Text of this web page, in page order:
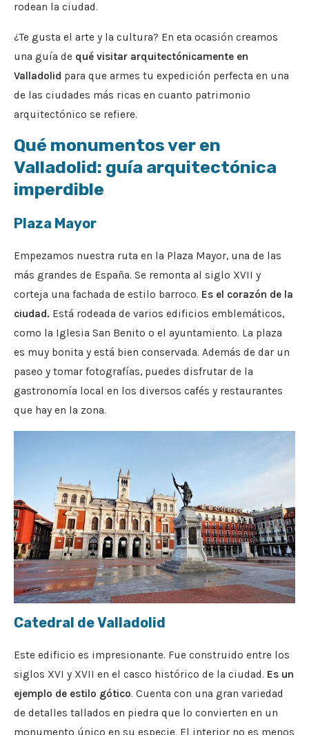
rodean la ciudad.
¿Te gusta el arte y la cultura? En eta ocasión creamos
una guía de qué visitar arquitectónicamente en
Valladolid para que armes tu expedición perfecta en una
de las ciudades más ricas en cuanto patrimonio
arquitectónico se refiere.
Qué monumentos ver en
Valladolid: guía arquitectónica
imperdible
Plaza Mayor
Empezamos nuestra ruta en la Plaza Mayor, una de las
más grandes de España. Se remonta al siglo XVII y
corteja una fachada de estilo barroco. Es el corazón de la
ciudad. Está rodeada de varios edificios emblemáticos,
como la Iglesia San Benito o el ayuntamiento. La plaza
es muy bonita y está bien conservada. Además de dar un
paseo y tomar fotografías, puedes disfrutar de la
gastronomía local en los diversos cafés y restaurantes
que hay en la zona.
Catedral de Valladolid
Este edificio es impresionante. Fue construido entre los
siglos XVI y XVII en el casco histórico de la ciudad. Es un
ejemplo de estilo gótico. Cuenta con una gran variedad
de detalles tallados en piedra que lo convierten en un
monumento único en su especie. El interior no es menos